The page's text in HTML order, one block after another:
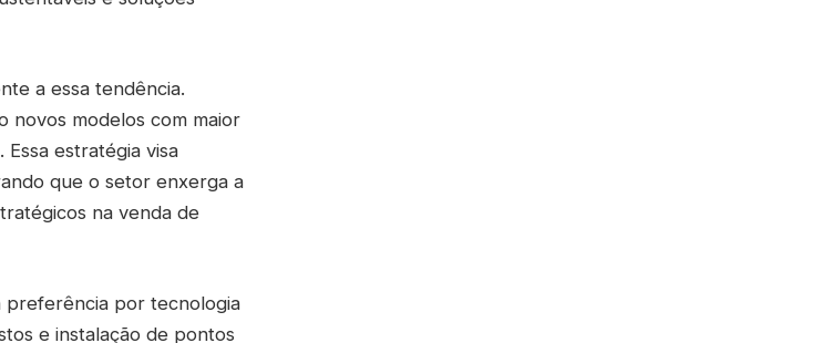
a essa tendência.
novos modelos com maior
estratégia visa
que o setor enxerga a
na venda de
preferência por tecnologia
e instalação de pontos